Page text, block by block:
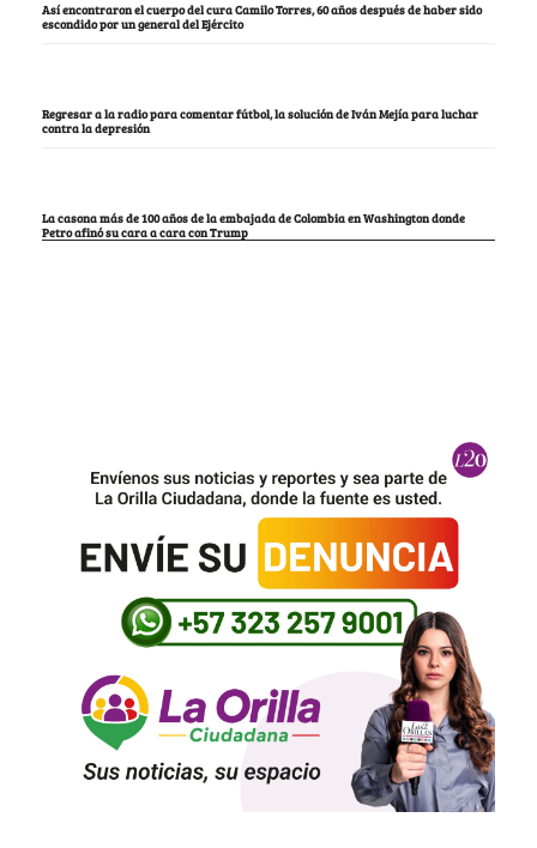
Así encontraron el cuerpo del cura Camilo Torres, 60 años después de haber sido
escondido por un general del Ejército
Regresar a la radio para comentar fútbol, la solución de Iván Mejía para luchar
contra la depresión
La casona más de 100 años de la embajada de Colombia en Washington donde
Petro afinó su cara a cara con Trump